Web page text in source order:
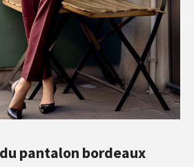
pantalon bordeaux